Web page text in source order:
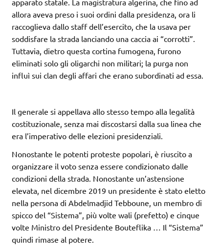
apparato statale. La magistratura algerina, che fino ad
allora aveva preso i suoi ordini dalla presidenza, ora li
raccoglieva dallo staff dell’esercito, che la usava per
soddisfare la strada lanciando una caccia ai “corrotti”.
Tuttavia, dietro questa cortina fumogena, furono
eliminati solo gli oligarchi non militari; la purga non
influì sui clan degli affari che erano subordinati ad essa.
Il generale si appellava allo stesso tempo alla legalità
costituzionale, senza mai discostarsi dalla sua linea che
era l’imperativo delle elezioni presidenziali.
Nonostante le potenti proteste popolari, è riuscito a
organizzare il voto senza essere condizionato dalle
condizioni della strada. Nonostante un’astensione
elevata, nel dicembre 2019 un presidente è stato eletto
nella persona di Abdelmadjid Tebboune, un membro di
spicco del “Sistema”, più volte wali (prefetto) e cinque
volte Ministro del Presidente Bouteflika … Il “Sistema”
quindi rimase al potere.